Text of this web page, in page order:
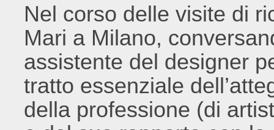
Nel corso delle visite di
Mari a Milano,
assistente del designer
tratto essenziale
della professione (di